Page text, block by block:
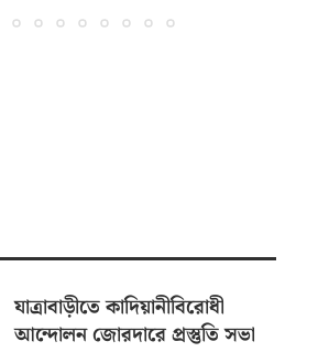
যাত্রাবাড়ীতে কাদিয়ানীবিরোধী
আন্দোলন জোরদারে প্রস্তুতি সভা